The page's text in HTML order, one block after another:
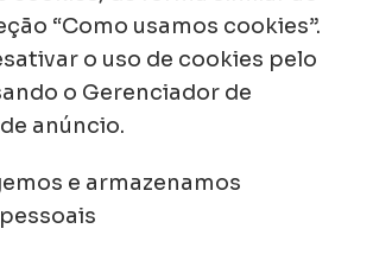
“Como usamos cookies”.
o uso de cookies pelo
o Gerenciador de
anúncio.
e armazenamos